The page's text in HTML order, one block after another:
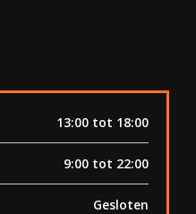
13:00 tot 18:00
9:00 tot 22:00
Gesloten